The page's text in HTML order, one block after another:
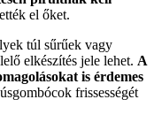
el őket.
túl sűrűek vagy
elkészítés jele lehet. A
is érdemes
frissességét